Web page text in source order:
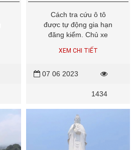
HẠN ĐĂNG KIỂM
Cách tra cứu ô tô
được tự động gia hạn
đăng kiểm. Chủ xe
có thể vào trang web
Cục Đăng kiểm Việt
thông tin và in Giấy
hiệu lực của giấy
kiểm định.
XEM CHI TIẾT
07 06 2023
1434